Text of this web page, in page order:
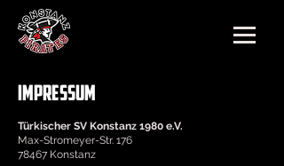
Impressum
Türkischer SV Konstanz 1980 e.V.
Max-Stromeyer-Str. 176
78467 Konstanz